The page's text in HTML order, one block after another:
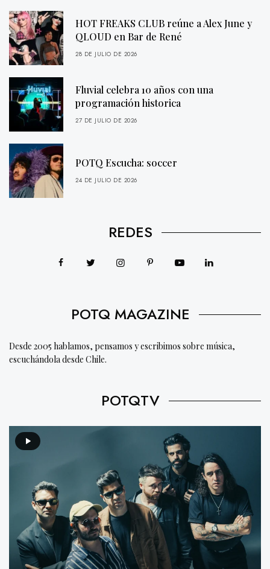
HOT FREAKS CLUB reúne a Alex June y
QLOUD en Bar de René
28 DE JULIO DE 2026
Fluvial celebra 10 años con una
programación historica
27 DE JULIO DE 2026
POTQ Escucha: soccer
24 DE JULIO DE 2026
REDES
POTQ MAGAZINE
Desde 2005 hablamos, pensamos y escribimos sobre música,
escuchándola desde Chile.
POTQTV